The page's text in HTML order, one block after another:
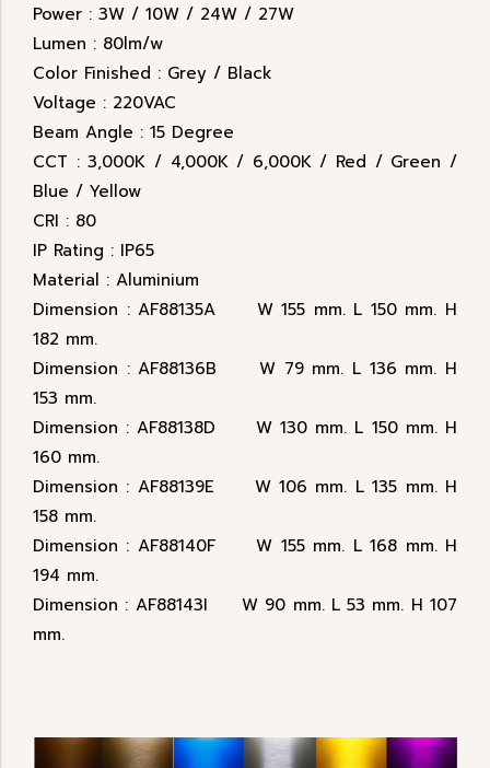
Power : 3W / 10W / 24W / 27W
Lumen : 80lm/w
Color Finished : Grey / Black
Voltage : 220VAC
Beam Angle : 15 Degree
CCT : 3,000K / 4,000K / 6,000K / Red / Green /
Blue / Yellow
CRI : 80
IP Rating : IP65
Material : Aluminium
Dimension : AF88135A W 155 mm. L 150 mm. H
182 mm.
Dimension : AF88136B W 79 mm. L 136 mm. H
153 mm.
Dimension : AF88138D W 130 mm. L 150 mm. H
160 mm.
Dimension : AF88139E W 106 mm. L 135 mm. H
158 mm.
Dimension : AF88140F W 155 mm. L 168 mm. H
194 mm.
Dimension : AF88143I W 90 mm. L 53 mm. H 107
mm.